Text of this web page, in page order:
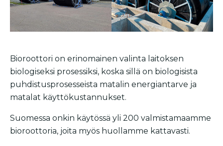
Bioroottori on erinomainen valinta laitoksen
biologiseksi prosessiksi, koska sillä on biologisista
puhdistusprosesseista matalin energiantarve ja
matalat käyttökustannukset.
Suomessa onkin käytössä yli 200 valmistamaamme
bioroottoria, joita myös huollamme kattavasti.